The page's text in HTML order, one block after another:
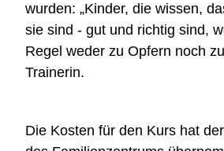
wurden: „Kinder, die wissen,
sie sind - gut und richtig sind,
Regel weder zu Opfern noch
Trainerin.
Die Kosten für den Kurs hat